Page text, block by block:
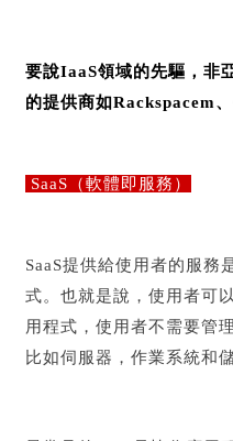
要說IaaS領域的先驅，非
的提供商如Rackspacem
SaaS（軟體即服務）
SaaS提供給使用者的服務
式。也就是說，使用者可
用程式，使用者不需要管
比如伺服器，作業系統和